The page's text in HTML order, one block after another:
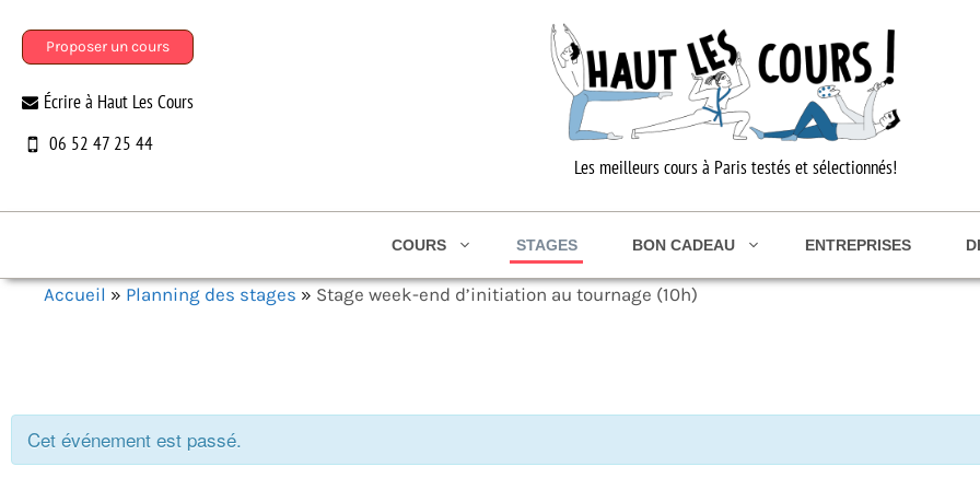
Les meilleurs cours à Paris testés et sélectionnés!
Proposer un cours
Écrire à Haut Les Cours
06 52 47 25 44
COURS STAGES BON CADEAU ENTREPRISES
Accueil » Planning des stages » Stage week-end d’initiation au tournage (10h)
Cet événement est passé.